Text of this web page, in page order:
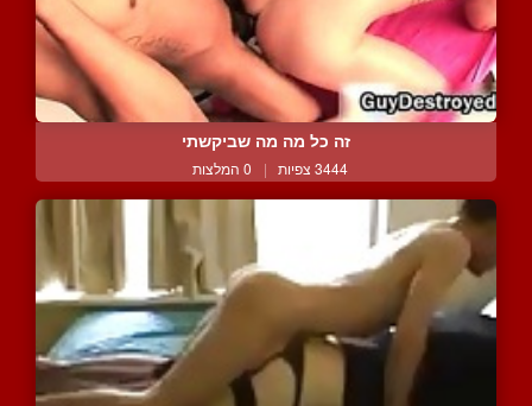
זה כל מה מה שביקשתי
3444 צפיות | 0 המלצות